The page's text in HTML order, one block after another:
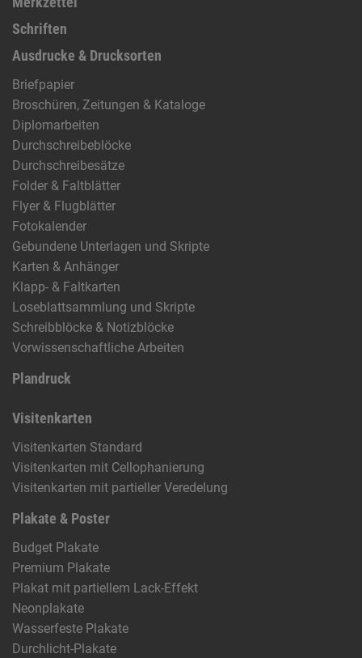
Schriften
Ausdrucke & Drucksorten
Briefpapier
Broschüren, Zeitungen & Kataloge
Diplomarbeiten
Durchschreibeblöcke
Durchschreibesätze
Folder & Faltblätter
Flyer & Flugblätter
Fotokalender
Gebundene Unterlagen und Skripte
Karten & Anhänger
Klapp- & Faltkarten
Loseblattsammlung und Skripte
Schreibblöcke & Notizblöcke
Vorwissenschaftliche Arbeiten
Plandruck
Visitenkarten
Visitenkarten Standard
Visitenkarten mit Cellophanierung
Visitenkarten mit partieller Veredelung
Plakate & Poster
Budget Plakate
Premium Plakate
Plakat mit partiellem Lack-Effekt
Neonplakate
Wasserfeste Plakate
Durchlicht-Plakate